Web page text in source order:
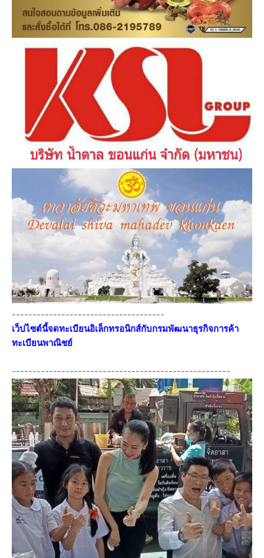
-------------------------------------
เว็ปไซต์นี้จดทะเบียนอิเล็กทรอนิกส์กับกรมพัฒนาธุรกิจการค้า
ทะเบียนพาณิชย์
-----------------------------------------------------